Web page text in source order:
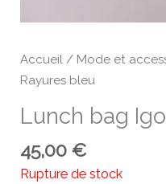
Accueil / Mode et
Rayures bleu
Lunch bag
45,00€
Rupture de stock